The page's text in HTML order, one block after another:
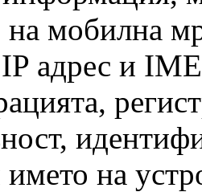
на мобилна
адрес и
на